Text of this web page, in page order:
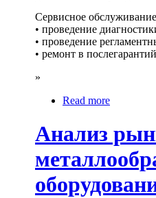
Сервисное
• проведение
• проведение
• ремонт в
»
Read more
Анализ